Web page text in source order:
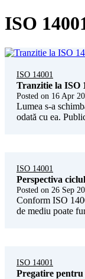
ISO
ISO 14001
Tranzitie la ISO
Posted on 16 Apr
Lumea s-a
odată cu ea.
ISO 14001
Perspectiva
Posted on 26 Sep
Conform ISO
de mediu poate
ISO 14001
Pregatire pentru